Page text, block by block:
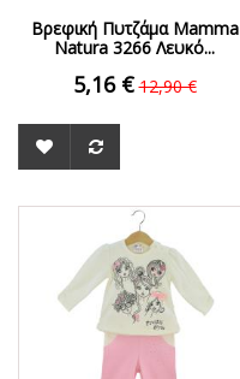
Βρεφική Πυτζάμα Mamma
Natura 3266 Λευκό...
5,16 € 12,90 €